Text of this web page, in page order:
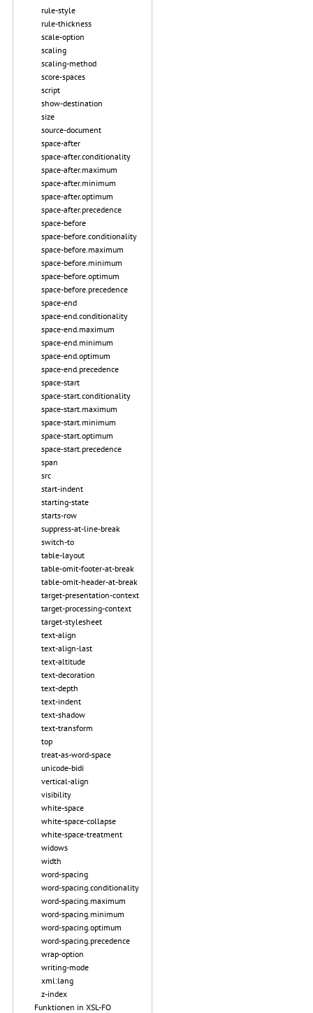
rule-style
rule-thickness
scale-option
scaling
scaling-method
score-spaces
script
show-destination
size
source-document
space-after
space-after.conditionality
space-after.maximum
space-after.minimum
space-after.optimum
space-after.precedence
space-before
space-before.conditionality
space-before.maximum
space-before.minimum
space-before.optimum
space-before.precedence
space-end
space-end.conditionality
space-end.maximum
space-end.minimum
space-end.optimum
space-end.precedence
space-start
space-start.conditionality
space-start.maximum
space-start.minimum
space-start.optimum
space-start.precedence
span
src
start-indent
starting-state
starts-row
suppress-at-line-break
switch-to
table-layout
table-omit-footer-at-break
table-omit-header-at-break
target-presentation-context
target-processing-context
target-stylesheet
text-align
text-align-last
text-altitude
text-decoration
text-depth
text-indent
text-shadow
text-transform
top
treat-as-word-space
unicode-bidi
vertical-align
visibility
white-space
white-space-collapse
white-space-treatment
widows
width
word-spacing
word-spacing.conditionality
word-spacing.maximum
word-spacing.minimum
word-spacing.optimum
word-spacing.precedence
wrap-option
writing-mode
xml:lang
z-index
Funktionen in XSL-FO